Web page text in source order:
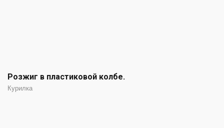
Розжиг в пластиковой колбе.
Курилка